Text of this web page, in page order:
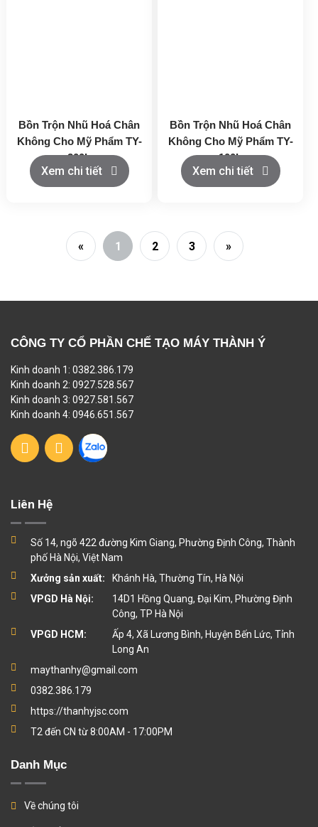
Bồn Trộn Nhũ Hoá Chân
Không Cho Mỹ Phẩm TY-
200L
Xem chi tiết
Bồn Trộn Nhũ Hoá Chân
Không Cho Mỹ Phẩm TY-
100L
Xem chi tiết
« 1 2 3 »
CÔNG TY CỔ PHẦN CHẾ TẠO MÁY THÀNH Ý
Kinh doanh 1: 0382.386.179
Kinh doanh 2: 0927.528.567
Kinh doanh 3: 0927.581.567
Kinh doanh 4: 0946.651.567
Liên Hệ
Số 14, ngõ 422 đường Kim Giang, Phường Định Công, Thành
phố Hà Nội, Việt Nam
Xưởng sản xuất:
Khánh Hà, Thường Tín, Hà Nội
VPGD Hà Nội:
14D1 Hồng Quang, Đại Kim, Phường Định
Công, TP Hà Nội
VPGD HCM:
Ấp 4, Xã Lương Bình, Huyện Bến Lức, Tỉnh
Long An
maythanhy@gmail.com
0382.386.179
https://thanhyjsc.com
T2 đến CN từ 8:00AM - 17:00PM
Danh Mục
Về chúng tôi